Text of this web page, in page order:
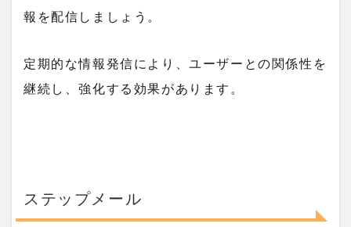
報を配信しましょう。
定期的な情報発信により、ユーザーとの関係性を
継続し、強化する効果があります。
ステップメール